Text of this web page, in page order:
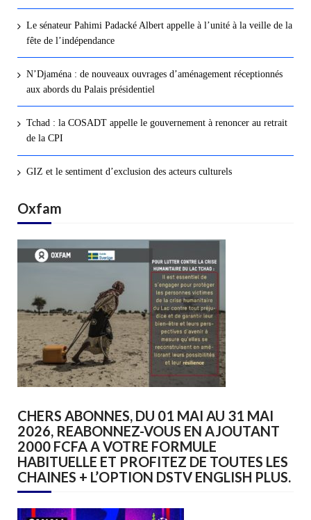
Le sénateur Pahimi Padacké Albert appelle à l’unité à la veille de la
fête de l’indépendance
N’Djaména : de nouveaux ouvrages d’aménagement réceptionnés
aux abords du Palais présidentiel
Tchad : la COSADT appelle le gouvernement à renoncer au retrait
de la CPI
GIZ et le sentiment d’exclusion des acteurs culturels
Oxfam
CHERS ABONNES, DU 01 MAI AU 31 MAI
2026, REABONNEZ-VOUS EN AJOUTANT
2000 FCFA A VOTRE FORMULE
HABITUELLE ET PROFITEZ DE TOUTES LES
CHAINES + L’OPTION DSTV ENGLISH PLUS.